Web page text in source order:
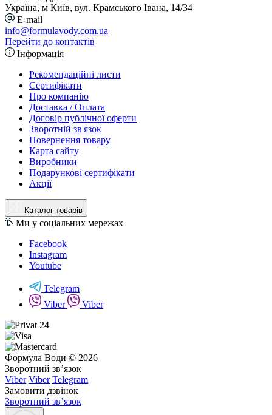
Україна, м Київ, вул. Крамського Івана, 14/34
E-mail
info@formulavody.com.ua
Перейти до контактів
Інформація
Рекомендаційні листи
Сертифікати
Про компанію
Доставка / Оплата
Договір публічної оферти
Зворотній зв'язок
Повернення товару
Карта сайту
Виробники
Подарункові сертифікати
Акції
Каталог товарів
Ми у соціальних мережах
Facebook
Instagram
Youtube
Telegram
Viber
Viber
Формула Води © 2026
Зворотний зв’язок
Viber Viber Telegram
Замовити дзвінок
Зворотний зв’язок